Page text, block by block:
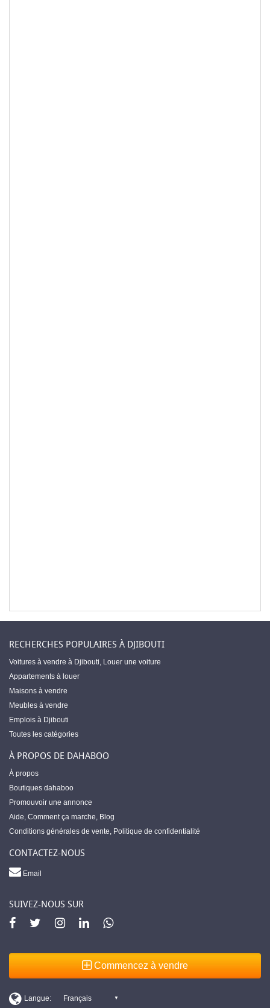
RECHERCHES POPULAIRES À DJIBOUTI
Voitures à vendre à Djibouti, Louer une voiture
Appartements à louer
Maisons à vendre
Meubles à vendre
Emplois à Djibouti
Toutes les catégories
À PROPOS DE DAHABOO
À propos
Boutiques dahaboo
Promouvoir une annonce
Aide, Comment ça marche, Blog
Conditions générales de vente, Politique de confidentialité
CONTACTEZ-NOUS
Email
SUIVEZ-NOUS SUR
Commencez à vendre